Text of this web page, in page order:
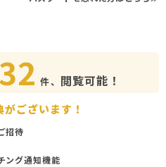
件、 閲覧可能！
ございます！
招待
ング通知機能